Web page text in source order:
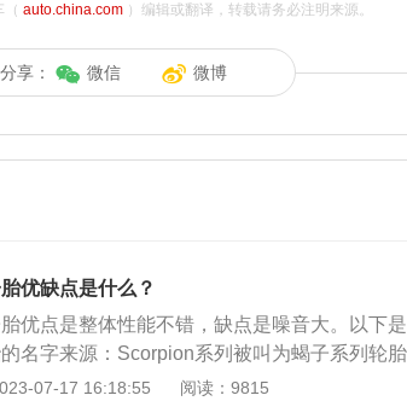
（ auto.china.com）编辑或翻译，转载请务必注明来源。
分享： 微信 微博
优缺点是什么？
优点是整体性能不错，缺点是噪音大。以下
名字来源：Scorpion系列被叫为蝎子系列轮
Pzero系列外，它是倍耐力主要的SUV轮胎。
07-17 16:18:55 阅读：9815